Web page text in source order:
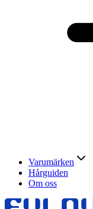
Varumärken
Hårguiden
Om oss